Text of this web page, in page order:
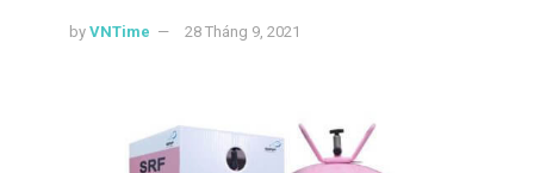
by VNTime 28 Tháng 9, 2021